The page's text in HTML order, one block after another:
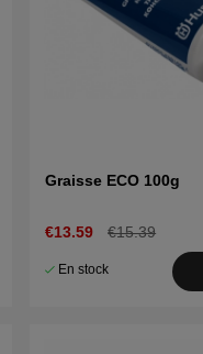
Graisse ECO 100g
€13.59 €15.39
En stock